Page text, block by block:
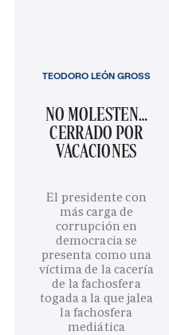
NO MOLESTEN…
CERRADO POR
VACACIONES
El presidente con
más carga de
corrupción en
democracia se
presenta como una
víctima de la cacería
de la fachosfera
togada a la que jalea
la fachosfera
mediática
TEODORO LEÓN GROSS